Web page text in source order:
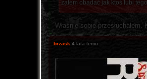
zatem obadać jak ktoś lubi
Właśnie sobie
brzask 4 lata temu